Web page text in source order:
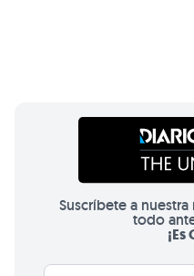
Suscríbete a
todo
¡Es